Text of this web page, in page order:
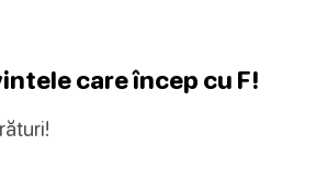
care încep cu F!